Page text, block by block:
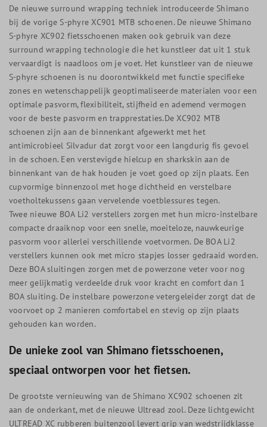
De nieuwe surround wrapping techniek introduceerde Shimano
bij de vorige S-phyre XC901 MTB schoenen. De nieuwe Shimano
S-phyre XC902 fietsschoenen maken ook gebruik van deze
surround wrapping technologie die het kunstleer dat uit 1 stuk
vervaardigt is naadloos om je voet. Het kunstleer van de nieuwe
S-phyre schoenen is nu doorontwikkeld met functie specifieke
zones en wetenschappelijk geoptimaliseerde materialen voor een
optimale pasvorm, flexibiliteit, stijfheid en ademend vermogen
voor de beste pasvorm en trapprestaties.De XC902 MTB
schoenen zijn aan de binnenkant afgewerkt met het
antimicrobieel Silvadur dat zorgt voor een langdurig fis gevoel
in de schoen. Een verstevigde hielcup en sharkskin aan de
binnenkant van de hak houden je voet goed op zijn plaats. Een
cupvormige binnenzool met hoge dichtheid en verstelbare
voetholtekussens gaan vervelende voetblessures tegen.
Twee nieuwe BOA Li2 verstellers zorgen met hun micro-instelbare
compacte draaiknop voor een snelle, moeiteloze, nauwkeurige
pasvorm voor allerlei verschillende voetvormen. De BOA Li2
verstellers kunnen ook met micro stapjes losser gedraaid worden.
Deze BOA sluitingen zorgen met de powerzone veter voor nog
meer gelijkmatig verdeelde druk voor kracht en comfort dan 1
BOA sluiting. De instelbare powerzone vetergeleider zorgt dat de
voorvoet op 2 manieren comfortabel en stevig op zijn plaats
gehouden kan worden.
De unieke zool van Shimano fietsschoenen,
speciaal ontworpen voor het fietsen.
De grootste vernieuwing van de Shimano XC902 schoenen zit
aan de onderkant, met de nieuwe Ultread zool. Deze lichtgewicht
ULTREAD XC rubberen buitenzool levert grip van wedstrijdklasse